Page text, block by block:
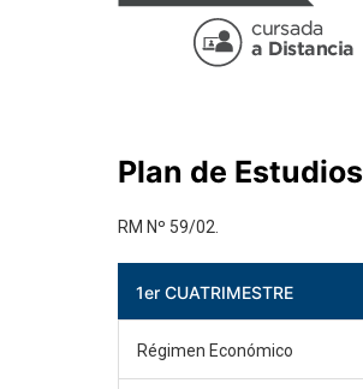
Plan de Estudios
RM Nº 59/02.
1er CUATRIMESTRE
Régimen Económico